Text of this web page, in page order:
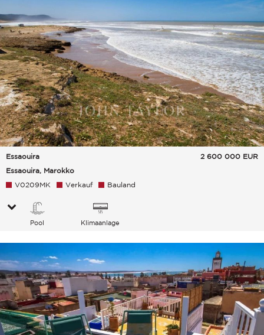
Essaouira
Essaouira, Marokko
2 600 000 EUR
V0209MK Verkauf Bauland
Pool Klimaanlage